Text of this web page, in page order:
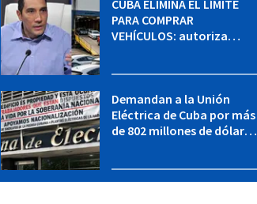
CUBA ELIMINA EL LÍMITE
PARA COMPRAR
VEHÍCULOS: autoriza
Demandan a la Unión
Eléctrica de Cuba por más
de 802 millones de dólares